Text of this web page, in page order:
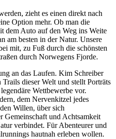
zieht es einen direkt nach
Option mehr. Ob man die
dem Auto auf den Weg ins Weite
am besten in der Natur. Unsere
mit, zu Fuß durch die schönsten
durch Norwegens Fjorde.
an das Laufen. Kim Schreiber
dieser Welt und stellt Porträts
Wettbewerbe vor.
dem Nervenkitzel jedes
Willen, über sich
Gemeinschaft und Achtsamkeit
verbindet. Für Abenteurer und
hautnah erleben wollen.